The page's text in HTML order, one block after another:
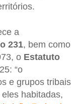
a
231, bem como
o Estatuto
“o
e grupos tribais
habitadas,